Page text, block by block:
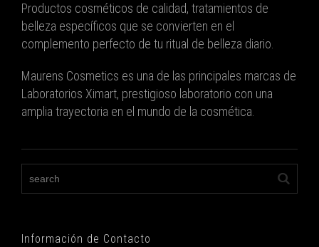
Productos cosméticos de calidad, tratamientos de
belleza específicos que se convierten en el
complemento perfecto de tu ritual de belleza diario.
Maurens Cosmetics es una de las principales marcas de
Laboratorios Ximart, prestigioso laboratorio con una
amplia trayectoria en el mundo de la cosmética.
Información de Contacto